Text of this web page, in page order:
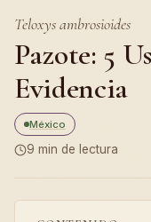
Teloxys ambrosioides
Pazote: 5
Evidencia
México
9 min de lectura